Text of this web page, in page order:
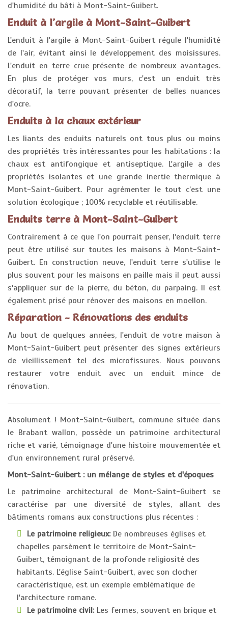
d'humidité du bâti à Mont-Saint-Guibert.
Enduit à l'argile à Mont-Saint-Guibert
L'enduit à l'argile à Mont-Saint-Guibert régule l'humidité
de l'air, évitant ainsi le développement des moisissures.
L'enduit en terre crue présente de nombreux avantages.
En plus de protéger vos murs, c'est un enduit très
décoratif, la terre pouvant présenter de belles nuances
d'ocre.
Enduits à la chaux extérieur
Les liants des enduits naturels ont tous plus ou moins
des propriétés très intéressantes pour les habitations : la
chaux est antifongique et antiseptique. L'argile a des
propriétés isolantes et une grande inertie thermique à
Mont-Saint-Guibert. Pour agrémenter le tout c’est une
solution écologique ; 100% recyclable et réutilisable.
Enduits terre à Mont-Saint-Guibert
Contrairement à ce que l'on pourrait penser, l'enduit terre
peut être utilisé sur toutes les maisons à Mont-Saint-
Guibert. En construction neuve, l'enduit terre s'utilise le
plus souvent pour les maisons en paille mais il peut aussi
s'appliquer sur de la pierre, du béton, du parpaing. Il est
également prisé pour rénover des maisons en moellon.
Réparation - Rénovations des enduits
Au bout de quelques années, l'enduit de votre maison à
Mont-Saint-Guibert peut présenter des signes extérieurs
de vieillissement tel des microfissures. Nous pouvons
restaurer votre enduit avec un enduit mince de
rénovation.
Absolument ! Mont-Saint-Guibert, commune située dans
le Brabant wallon, possède un patrimoine architectural
riche et varié, témoignage d'une histoire mouvementée et
d'un environnement rural préservé.
Mont-Saint-Guibert : un mélange de styles et d'époques
Le patrimoine architectural de Mont-Saint-Guibert se
caractérise par une diversité de styles, allant des
bâtiments romans aux constructions plus récentes :
Le patrimoine religieux:De nombreuses églises et
chapelles parsèment le territoire de Mont-Saint-
Guibert, témoignant de la profonde religiosité des
habitants. L'église Saint-Guibert, avec son clocher
caractéristique, est un exemple emblématique de
l'architecture romane.
Le patrimoine civil:Les fermes, souvent en brique et